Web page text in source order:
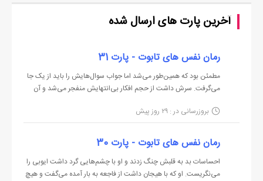
کوبیدم اما انگار اصلا احساسشان نمی‌کرد. فقط هر از گاهی تکانی به
من می‌داد و محکم‌تر پاهایم را می‌گرفت.
خسته از آن همه تقلا، نفس نفس زنان بین گریه نالیدم: ولم کن
عوضی چرا نمی‌گی داری کجا می‌بری منو؟
بی‌توجه تک خنده‌ای کرد و دوباره کمی جابه‌جایم کرد و محکم‌تر پاهایم
- خودت خوب می‌دونی سرت و توی چه سوراخی کردی که داری گزیده
می‌شی خانم کوچولو!
با دوستش قهقهه بلندی کشیدند که لرز به تنم انداخت. انگار
لذت‌بخش ترین صحنه زندگیشان را می‌دیدند و قرار بود لذت‌بخش
آخرین پارت های ارسال شده
رمان نفس های تابوت - پارت 31
مطمئن بود که همین‌طور می‌شد اما جواب سوال‌هایش را باید از یک جا
می‌گرفت. سرش داشت از حجم افکار بی‌انتهایش منفجر می‌شد و آن
ذهنش بود. به هرچه فکر می‌کرد خاطره‌ای داشت اما به او که می‌رسید
انگار ذهنش توی یک سیاه چاله فرود می‌آمد. پر از...
بروزرسانی در : ۲۹ روز پیش
رمان نفس های تابوت - پارت 30
احساسات بد به قلبش چنگ زدند و او با چشم‌هایی گرد داشت ایوبی را
می‌نگریست. او که با هیجان داشت از فاجعه به بار آمده می‌گفت و هیچ